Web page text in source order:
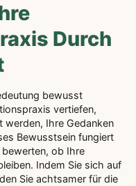
Durch
bewusst
vertiefen,
werden, Ihre Gedanken
Bewusstsein fungiert
ob Ihre
Indem Sie sich auf
Sie achtsamer für die